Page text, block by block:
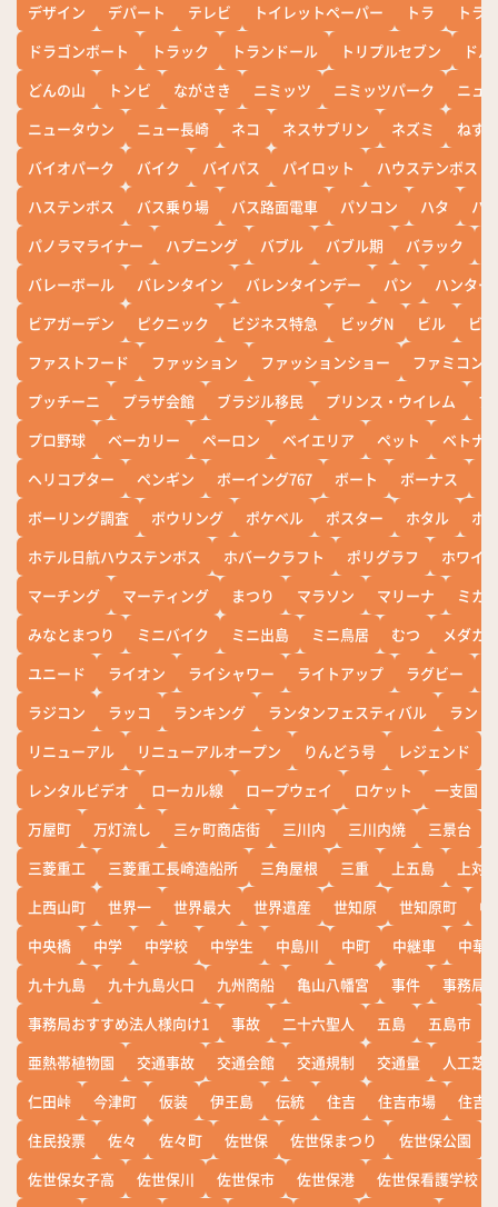
デザイン
デパート テレビ トイレットペーパー トラ
トラ
ドラゴンボート
トラック トランドール トリプルセブン
ド
どんの山
トンビ ながさき ニミッツ ニミッツパーク
ニュ
ニュータウン
ニュー長崎 ネコ ネスサブリン ネズミ
ねず
バイオパーク
バイク バイパス パイロット
ハウステンボス
ハステンボス
バス乗り場 バス路面電車 パソコン ハタ
ハ
パノラマライナー
ハプニング バブル バブル期 バラック
バレーボール
バレンタイン バレンタインデー パン
ハンター
ビアガーデン
ピクニック ビジネス特急 ビッグN ビル
ビワ
ファストフード
ファッション ファッションショー
ファミコン
プッチーニ
プラザ会館 ブラジル移民 プリンス・ウイレム
ブ
プロ野球
ベーカリー ペーロン ベイエリア ペット
ベトナ
ヘリコプター
ペンギン ボーイング767 ボート ボーナス
ボーリング調査
ボウリング ポケベル ポスター ホタル
ホ
ホテル日航ハウステンボス
ホバークラフト ポリグラフ
ホワイ
マーチング
マーティング まつり マラソン マリーナ
ミカ
みなとまつり
ミニバイク ミニ出島 ミニ鳥居 むつ
メダカ
ユニード
ライオン ライシャワー ライトアップ ラグビー
ラジコン
ラッコ ランキング ランタンフェスティバル
ランド
リニューアル
リニューアルオープン りんどう号 レジェンド
レンタルビデオ
ローカル線 ロープウェイ ロケット
一支国
万屋町
万灯流し 三ヶ町商店街 三川内 三川内焼 三景台
三菱重工
三菱重工長崎造船所 三角屋根 三重 上五島
上対
上西山町
世界一 世界最大 世界遺産 世知原 世知原町
中
中央橋
中学 中学校 中学生 中島川 中町 中継車
中華
九十九島
九十九島火口 九州商船 亀山八幡宮 事件
事務局
事務局おすすめ法人様向け1
事故 二十六聖人 五島 五島市
亜熱帯植物園
交通事故 交通会館 交通規制 交通量
人工芝
仁田峠
今津町 仮装 伊王島 伝統 住吉 住吉市場
住吉
住民投票
佐々 佐々町 佐世保 佐世保まつり 佐世保公園
佐世保女子高
佐世保川 佐世保市 佐世保港 佐世保看護学校